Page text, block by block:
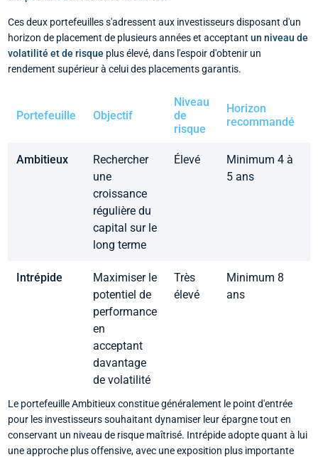
Ces deux portefeuilles s'adressent aux investisseurs disposant d'un
horizon de placement de plusieurs années et acceptant un niveau de
volatilité et de risque plus élevé, dans l'espoir d'obtenir un
rendement supérieur à celui des placements garantis.
Portefeuille Objectif
Niveau
de
risque
Horizon
recommandé
Ambitieux
Rechercher
une
croissance
régulière du
capital sur le
long terme
Élevé
Minimum 4 à
5 ans
Intrépide
Maximiser le
potentiel de
performance
en
acceptant
davantage
de volatilité
Très
élevé
Minimum 8
ans
Le portefeuille Ambitieux constitue généralement le point d'entrée
pour les investisseurs souhaitant dynamiser leur épargne tout en
conservant un niveau de risque maîtrisé. Intrépide adopte quant à lui
une approche plus offensive, avec une exposition plus importante